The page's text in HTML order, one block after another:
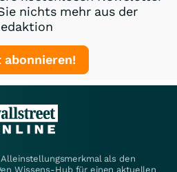
nichts mehr aus der
als den
Wissens-Hub für einen aktuellen